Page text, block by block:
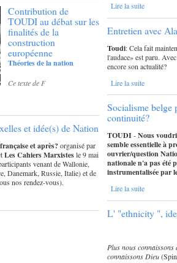
Contribution de
TOUDI au débat sur les
finalités de la
construction
européenne
Théories de la nation
Ce texte de F
et idée(s) de Nation
et après?organisé par
Les Cahiers Marxistesle 9 mai
venant de Wallonie,
Danemark, Russie, Italie) et de
nos rendez-vous).
Lire la suite
Entretien avec
Toudi: Cela fait
l'audace» est paru.
encore son actualité?
Lire la suite
Socialisme belge
continuité?
TOUDI-Nous
semble essentielle à
ouvrier/question
nationale n'a pas été
instrumentalisée par
Lire la suite
L' "ethnicity ",
Plus nous
connaissons Dieu